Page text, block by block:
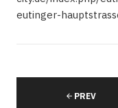
eutinger-
PREV